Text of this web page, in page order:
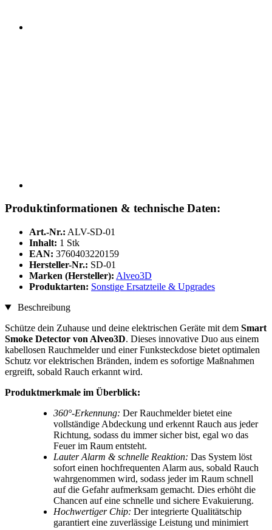
Produktinformationen & technische Daten:
Art.-Nr.: ALV-SD-01
Inhalt: 1 Stk
EAN: 3760403220159
Hersteller-Nr.: SD-01
Marken (Hersteller): Alveo3D
Produktarten: Sonstige Ersatzteile & Upgrades
Beschreibung
Schütze dein Zuhause und deine elektrischen Geräte mit dem Smart
Smoke Detector von Alveo3D. Dieses innovative Duo aus einem
kabellosen Rauchmelder und einer Funksteckdose bietet optimalen
Schutz vor elektrischen Bränden, indem es sofortige Maßnahmen
ergreift, sobald Rauch erkannt wird.
Produktmerkmale im Überblick:
360°-Erkennung: Der Rauchmelder bietet eine
vollständige Abdeckung und erkennt Rauch aus jeder
Richtung, sodass du immer sicher bist, egal wo das
Feuer im Raum entsteht.
Lauter Alarm & schnelle Reaktion: Das System löst
sofort einen hochfrequenten Alarm aus, sobald Rauch
wahrgenommen wird, sodass jeder im Raum schnell
auf die Gefahr aufmerksam gemacht. Dies erhöht die
Chancen auf eine schnelle und sichere Evakuierung.
Hochwertiger Chip: Der integrierte Qualitätschip
garantiert eine zuverlässige Leistung und minimiert